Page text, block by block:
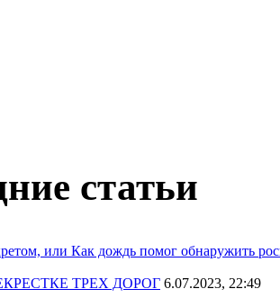
статьи
или Как дождь помог обнаружить
ТРЕХ ДОРОГ 6.07.2023, 22:49